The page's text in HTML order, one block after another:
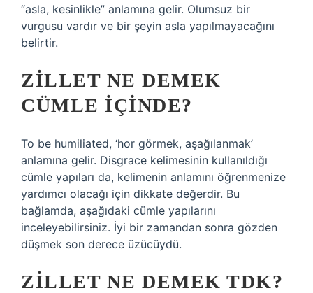
“asla, kesinlikle” anlamına gelir. Olumsuz bir
vurgusu vardır ve bir şeyin asla yapılmayacağını
belirtir.
ZILLET NE DEMEK
CÜMLE IÇINDE?
To be humiliated, ‘hor görmek, aşağılanmak’
anlamına gelir. Disgrace kelimesinin kullanıldığı
cümle yapıları da, kelimenin anlamını öğrenmenize
yardımcı olacağı için dikkate değerdir. Bu
bağlamda, aşağıdaki cümle yapılarını
inceleyebilirsiniz. İyi bir zamandan sonra gözden
düşmek son derece üzücüydü.
ZILLET NE DEMEK TDK?